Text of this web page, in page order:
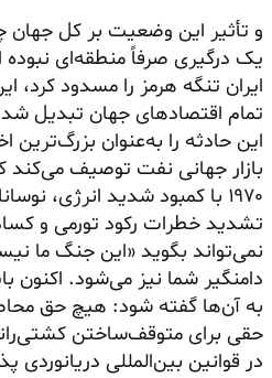
و تأثیر این وضعیت بر کل جهان
یک درگیری صرفاً منطقه‌ای
ایران تنگه هرمز را مسدود کرد،
تمام اقتصادهای جهان تبدیل
این حادثه را به‌عنوان بزرگ‌ترین
بازار جهانی نفت توصیف می‌کند
۱۹۷۰ با کمبود شدید انرژی،
تشدید خطرات رکود تورمی و
نمی‌تواند بگوید «این جنگ ما
دامنگیر شما نیز می‌شود. اکنون
به آن‌ها گفته شود: هیچ حق
حقی برای متوقف‌ساختن
در قوانین بین‌المللی دریانوردی